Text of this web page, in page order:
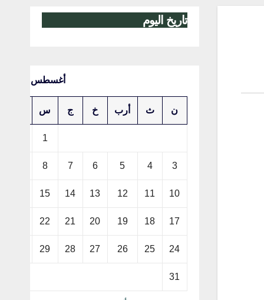
تاريخ اليوم
أغسطس 2026
ن ث أرب خ ج س
1
3
4
5
6
7
8
10
11
12
13
14
15
17
18
19
20
21
22
24
25
26
27
28
29
31